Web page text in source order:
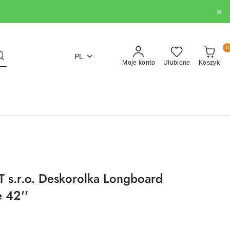
PL
Moje konto Ulubione Koszyk
0
s.r.o. Deskorolka Longboard
42''